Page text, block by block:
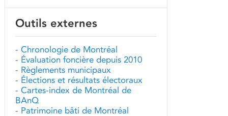
Outils externes
- Chronologie de Montréal
- Évaluation foncière depuis 2010
- Règlements municipaux
- Élections et résultats électoraux
- Cartes-index de Montréal de
BAnQ
- Patrimoine bâti de Montréal